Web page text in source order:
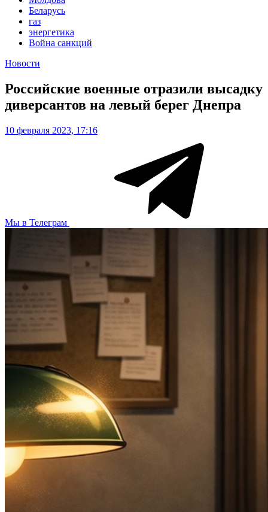
Беларусь
газ
энергетика
Война санкций
Новости
Российские военные отразили высадку
диверсантов на левый берег Днепра
10 февраля 2023, 17:16
Мы в Телеграм